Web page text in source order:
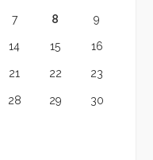
7 8 9
14 15 16
21 22 23
28 29 30